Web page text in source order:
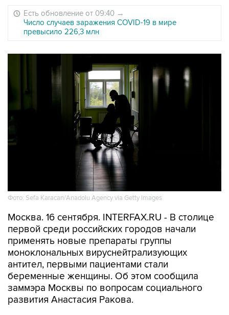
Есть обновление от 09:40 →
Число случаев заражения COVID-19 в мире
превысило 226,3 млн
Фото: Sefa Karacan/Anadolu Agency via Getty Images
Москва. 16 сентября. INTERFAX.RU - В столице
первой среди российских городов начали
применять новые препараты группы
моноклональных вируснейтрализующих
антител, первыми пациентами стали
беременные женщины. Об этом сообщила
заммэра Москвы по вопросам социального
развития Анастасия Ракова.